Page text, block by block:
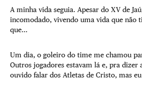
A minha vida seguia. Apesar do XV de
incomodado, vivendo uma vida que não
que…
Um dia, o goleiro do time me chamou
Outros jogadores estavam lá e, pra dizer
ouvido falar dos Atletas de Cristo, mas